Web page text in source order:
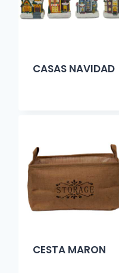
CASAS NAVIDAD
CESTA MARON